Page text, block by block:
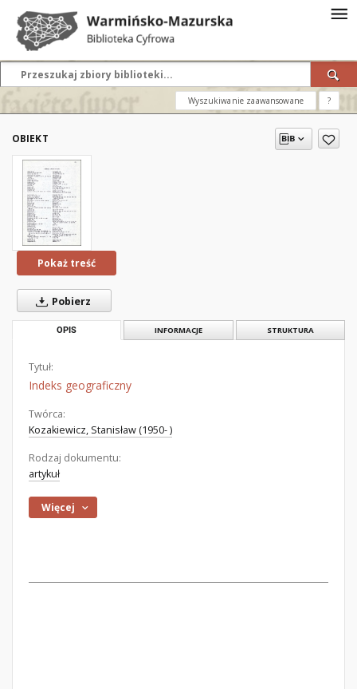
Wyszukiwanie zaawansowane ?
OBIEKT
Pokaż treść
Pobierz
OPIS INFORMACJE STRUKTURA
Tytuł:
Indeks geograficzny
Twórca:
Kozakiewicz, Stanisław (1950- )
Rodzaj dokumentu:
artykuł
Więcej